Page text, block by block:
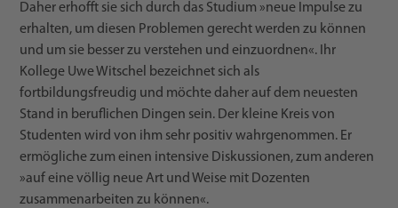
Daher erhofft sie sich durch das Studium »neue Impulse zu
erhalten, um diesen Problemen gerecht werden zu können
und um sie besser zu verstehen und einzuordnen«. Ihr
Kollege Uwe Witschel bezeichnet sich als
fortbildungsfreudig und möchte daher auf dem neuesten
Stand in beruflichen Dingen sein. Der kleine Kreis von
Studenten wird von ihm sehr positiv wahrgenommen. Er
ermögliche zum einen intensive Diskussionen, zum anderen
»auf eine völlig neue Art und Weise mit Dozenten
zusammenarbeiten zu können«.